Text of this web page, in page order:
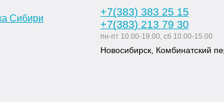
+7(383) 383 25 15
+7(383) 213 79 30
пн-пт 10.00-19.00, сб 10.00-15.00
Новосибирск, Комбинатский